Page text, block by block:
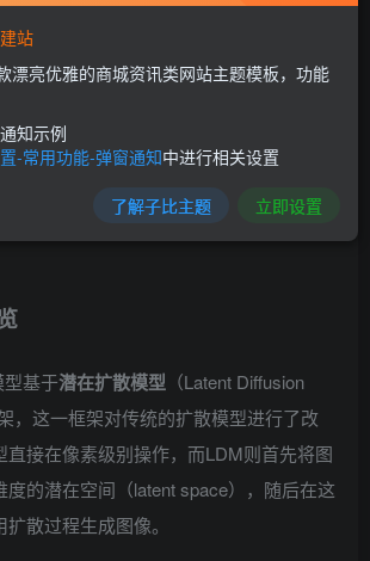
一种先进的文生图（text-to-image）技
提供的文本描述自动生成相应的图像。
、Stability AI和LAION等公司合作研
型及代码都是开源的，使用了大量开源数
型基于潜在扩散模型 （Latent Diffusion
，这一框架对传统的扩散模型进行了改
直接在像素级别操作，而LDM则首先将图
的潜在空间（latent space），随后在这
散过程生成图像。
站
漂亮优雅的商城资讯类网站主题模板，功能
知示例
-常用功能-弹窗通知中进行相关设置
了解子比主题 立即设置